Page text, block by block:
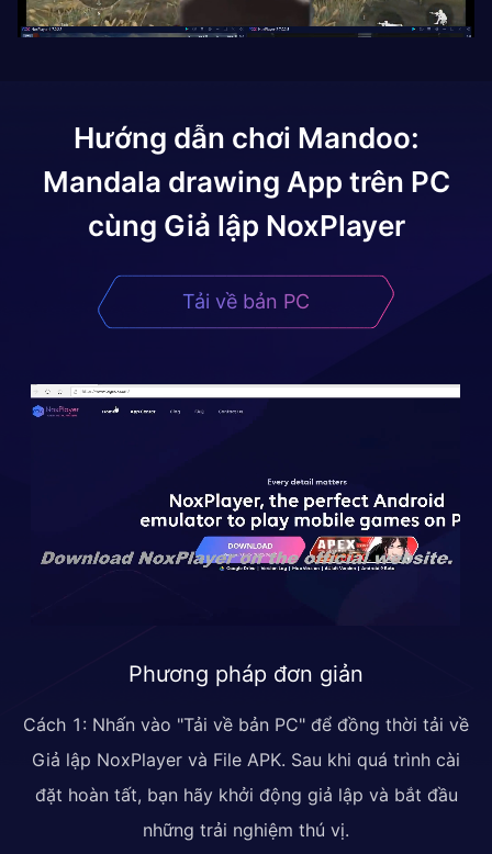
Hướng dẫn chơi Mandoo:
Mandala drawing App trên PC
cùng Giả lập NoxPlayer
Tải về bản PC
Phương pháp đơn giản
Cách 1: Nhấn vào "Tải về bản PC" để đồng thời tải về
Giả lập NoxPlayer và File APK. Sau khi quá trình cài
đặt hoàn tất, bạn hãy khởi động giả lập và bắt đầu
những trải nghiệm thú vị.